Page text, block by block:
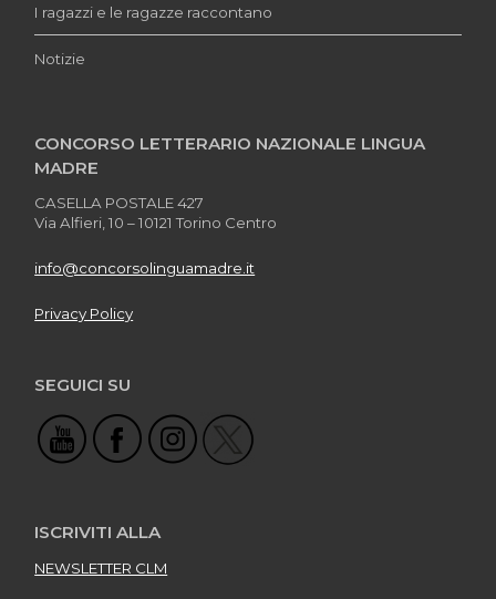
I ragazzi e le ragazze raccontano
Notizie
CONCORSO LETTERARIO NAZIONALE LINGUA
MADRE
CASELLA POSTALE 427
Via Alfieri, 10 – 10121 Torino Centro
info@concorsolinguamadre.it
Privacy Policy
SEGUICI SU
ISCRIVITI ALLA
NEWSLETTER CLM